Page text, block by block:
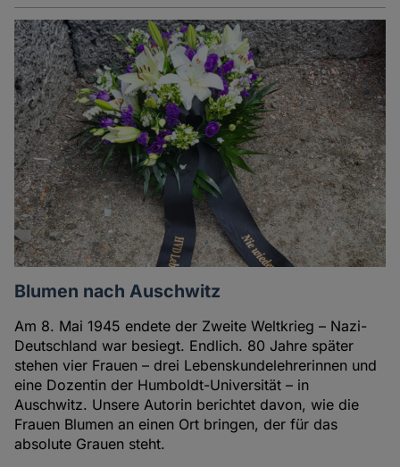
Blumen nach Auschwitz
Am 8. Mai 1945 endete der Zweite Weltkrieg – Nazi-
Deutschland war besiegt. Endlich. 80 Jahre später
stehen vier Frauen – drei Lebenskundelehrerinnen und
eine Dozentin der Humboldt-Universität – in
Auschwitz. Unsere Autorin berichtet davon, wie die
Frauen Blumen an einen Ort bringen, der für das
absolute Grauen steht.